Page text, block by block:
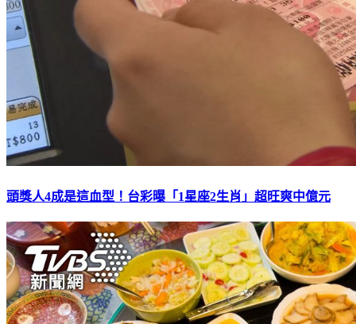
頭獎人4成是這血型！台彩曝「1星座2生肖」超旺爽中億元